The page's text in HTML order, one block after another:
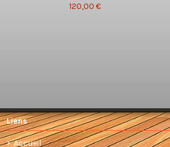
120,00 €
Liens
Accueil